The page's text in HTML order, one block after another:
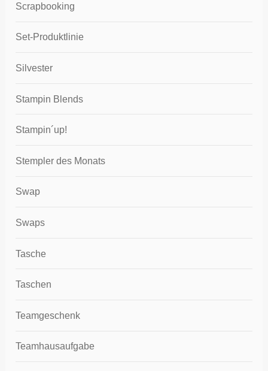
Scrapbooking
Set-Produktlinie
Silvester
Stampin Blends
Stampin´up!
Stempler des Monats
Swap
Swaps
Tasche
Taschen
Teamgeschenk
Teamhausaufgabe